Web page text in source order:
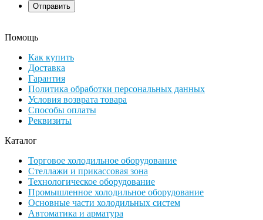
Помощь
Как купить
Доставка
Гарантия
Политика обработки персональных данных
Условия возврата товара
Способы оплаты
Реквизиты
Каталог
Торговое холодильное оборудование
Стеллажи и прикассовая зона
Технологическое оборудование
Промышленное холодильное оборудование
Основные части холодильных систем
Автоматика и арматура